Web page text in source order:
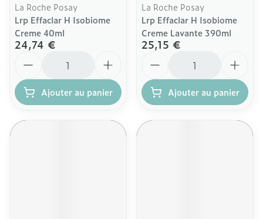
La Roche Posay
Lrp Effaclar H Isobiome
Creme 40ml
24,74 €
Ajouter au panier
La Roche Posay
Lrp Effaclar H Isobiome
Creme Lavante 390ml
25,15 €
Ajouter au panier